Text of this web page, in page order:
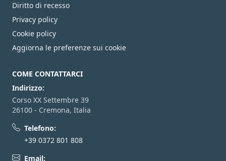
Diritto di recesso
Privacy policy
Cookie policy
Aggiorna le preferenze sui cookie
COME CONTATTARCI
Indirizzo:
Corso XX Settembre 39
26100 - Cremona, Italia
Telefono:
+39 0372 801 808
Email: